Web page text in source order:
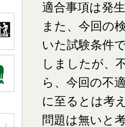
適合事項は発
また、今回の
いた試験条件
しましたが、
ら、今回の不
に至るとは考
問題は無いと